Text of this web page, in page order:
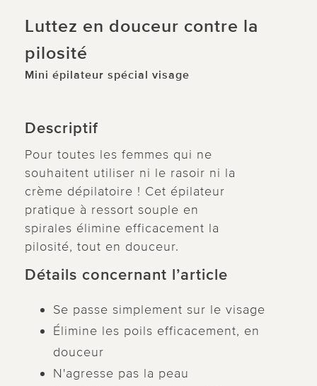
Luttez en douceur contre la
pilosité
Mini épilateur spécial visage
Descriptif
Pour toutes les femmes qui ne
souhaitent utiliser ni le rasoir ni la
crème dépilatoire ! Cet épilateur
pratique à ressort souple en
spirales élimine efficacement la
pilosité, tout en douceur.
Détails concernant l’article
Se passe simplement sur le visage
Élimine les poils efficacement, en
douceur
N'agresse pas la peau